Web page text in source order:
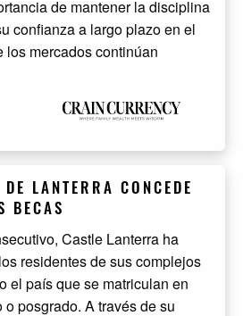
de mantener la disciplina
confianza a largo plazo en el
los mercados continúan
LANTERRA CONCEDE
BECAS
Castle Lanterra ha
residentes de sus complejos
el país que se matriculan en
posgrado. A través de su